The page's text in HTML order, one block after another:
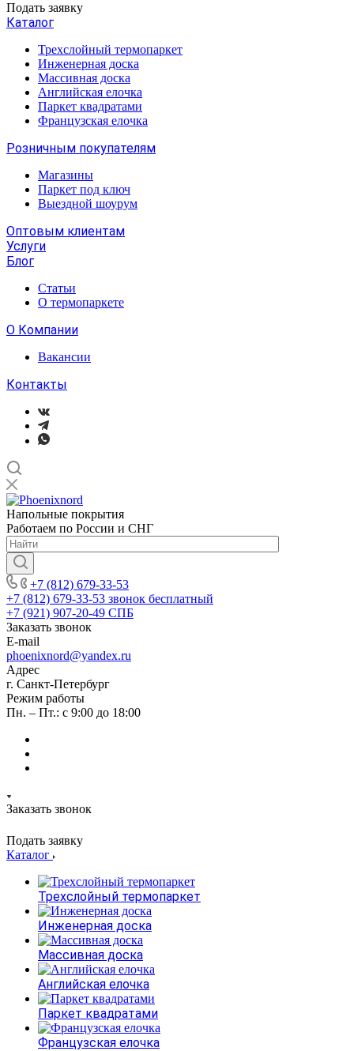
Подать заявку
Каталог
Трехслойный термопаркет
Инженерная доска
Массивная доска
Английская елочка
Паркет квадратами
Французская елочка
Розничным покупателям
Магазины
Паркет под ключ
Выездной шоурум
Оптовым клиентам
Услуги
Блог
Статьи
О термопаркете
О Компании
Вакансии
Контакты
Напольные покрытия
Работаем по России и СНГ
+7 (812) 679-33-53
+7 (812) 679-33-53 звонок бесплатный
+7 (921) 907-20-49 СПБ
Заказать звонок
E-mail
phoenixnord@yandex.ru
Адрес
г. Санкт-Петербург
Режим работы
Пн. – Пт.: с 9:00 до 18:00
Заказать звонок
Подать заявку
Каталог
Трехслойный термопаркет
Инженерная доска
Массивная доска
Английская елочка
Паркет квадратами
Французская елочка